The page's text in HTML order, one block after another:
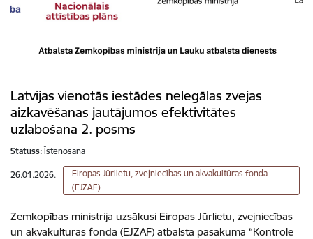
Latvijas vienotās iestādes nelegālas zvejas
aizkavēšanas jautājumos efektivitātes
uzlabošana 2. posms
Statuss: Īstenošanā
26.01.2026.
Eiropas Jūrlietu, zvejniecības un akvakultūras fonda
(EJZAF)
Zemkopības ministrija uzsākusi Eiropas Jūrlietu, zvejniecības
un akvakultūras fonda (EJZAF) atbalsta pasākumā “Kontrole